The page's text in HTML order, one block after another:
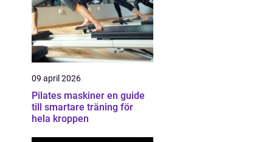
09 april 2026
Pilates maskiner en guide
till smartare träning för
hela kroppen